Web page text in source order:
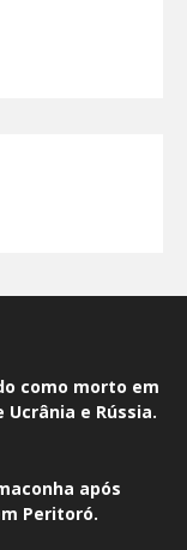
como morto em
e Rússia.
após
Peritoró.